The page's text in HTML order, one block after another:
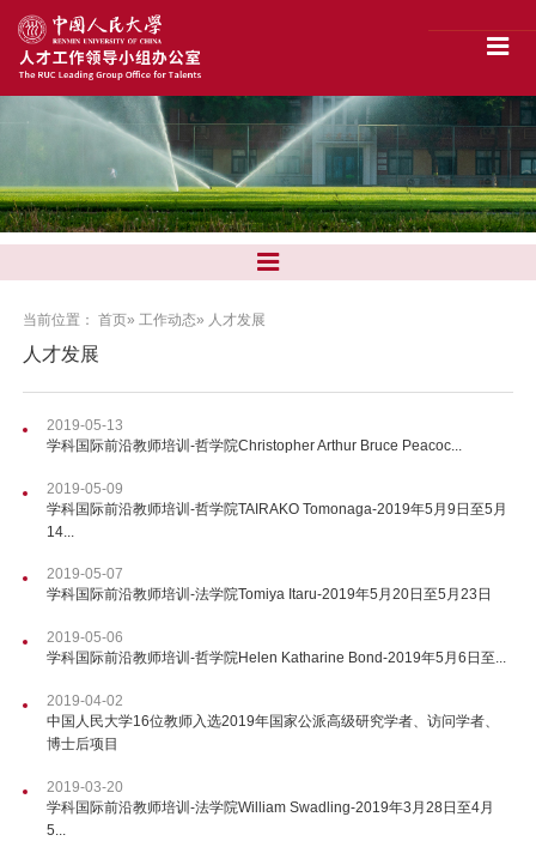
当前位置：首页» 工作动态» 人才发展
人才发展
2019-05-13
学科国际前沿教师培训-哲学院Christopher Arthur Bruce Peacoc...
2019-05-09
学科国际前沿教师培训-哲学院TAIRAKO Tomonaga-2019年5月9日至5月
14...
2019-05-07
学科国际前沿教师培训-法学院Tomiya Itaru-2019年5月20日至5月23日
2019-05-06
学科国际前沿教师培训-哲学院Helen Katharine Bond-2019年5月6日至...
2019-04-02
中国人民大学16位教师入选2019年国家公派高级研究学者、访问学者、
博士后项目
2019-03-20
学科国际前沿教师培训-法学院William Swadling-2019年3月28日至4月
5...